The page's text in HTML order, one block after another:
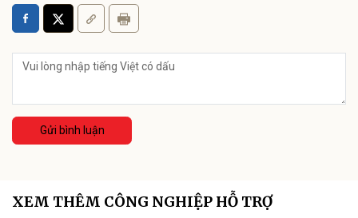
Gửi bình luận
XEM THÊM CÔNG NGHIỆP HỖ TRỢ